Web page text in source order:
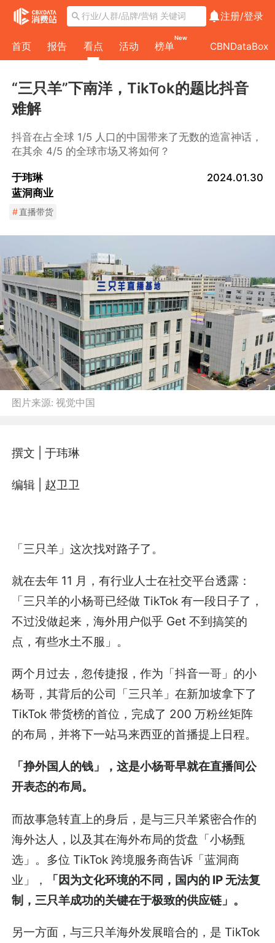
注册/登录
首页 报告 看点 活动 榜单
New
CBNDataBox
“三只羊”下南洋，TikTok的题比抖音
难解
抖音在占全球 1/5 人口的中国带来了无数的造富神话，
在其余 4/5 的全球市场又将如何？
于玮琳
蓝洞商业
2024.01.30
#直播带货
图片来源:视觉中国
撰文 | 于玮琳
编辑 | 赵卫卫
「三只羊」这次找对路子了。
就在去年 11 月，有行业人士在社交平台透露：
「三只羊的小杨哥已经做 TikTok 有一段日子了，
不过没做起来，海外用户似乎 Get 不到搞笑的
点，有些水土不服」。
两个月过去，忽传捷报，作为「抖音一哥」的小
杨哥，其背后的公司「三只羊」在新加坡拿下了
TikTok 带货榜的首位，完成了 200 万粉丝矩阵
的布局，并将下一站马来西亚的首播提上日程。
「挣外国人的钱」，这是小杨哥早就在直播间公
开表态的布局。
而故事急转直上的身后，是与三只羊紧密合作的
海外达人，以及其在海外布局的货盘「小杨甄
选」。多位 TikTok 跨境服务商告诉「蓝洞商
业」，
「因为文化环境的不同，国内的 IP 无法复
制，三只羊成功的关键在于极致的供应链」。
另一方面，与三只羊海外发展暗合的，是 TikTok